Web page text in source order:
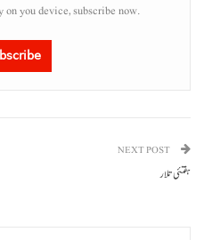
you device, subscribe now.
NEXT POST
ہفتئی تلار